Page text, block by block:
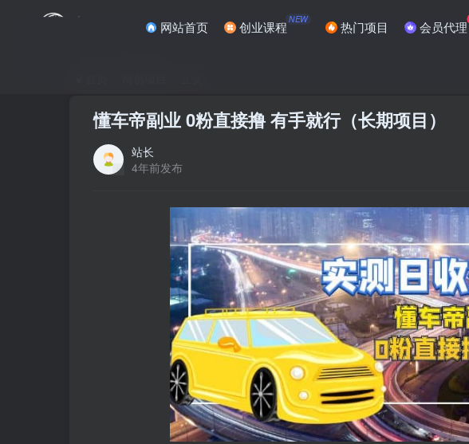
网站首页 创业课程 NEW 热门项目 会员代理
懂车帝副业 0粉直接撸 有手就行（长期项目）
站长
4年前发布